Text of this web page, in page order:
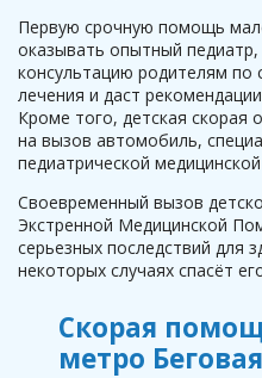
Первую срочную помощь
оказывать опытный
консультацию родителям по
лечения и даст
Кроме того, детская
на вызов автомобиль,
педиатрической
Своевременный вызов
Экстренной Медицинской
серьезных последствий для
некоторых случаях спасёт
Скорая
метро Беговая